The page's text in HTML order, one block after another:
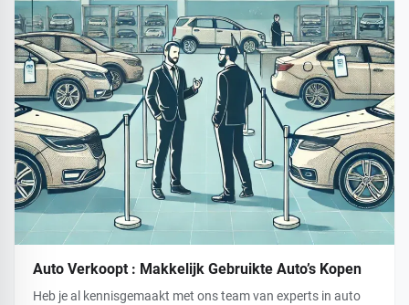
Auto Verkoopt : Makkelijk Gebruikte Auto’s Kopen
Heb je al kennisgemaakt met ons team van experts in auto